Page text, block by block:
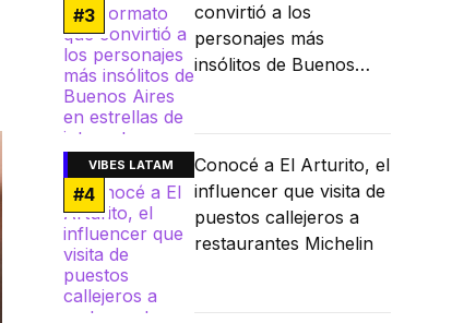
#3
convirtió a los
personajes más
insólitos de Buenos
VIBES LATAM
#4
Conocé a El Arturito, el
influencer que visita de
puestos callejeros a
restaurantes Michelin